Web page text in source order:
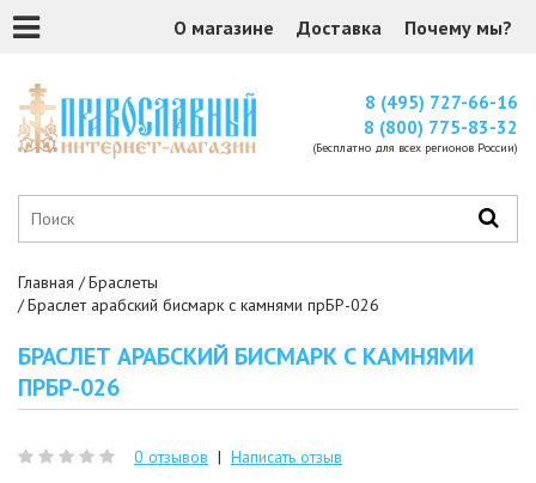
О магазине Доставка Почему мы?
8 (495) 727-66-16
8 (800) 775-83-32
(Бесплатно для всех регионов России)
Главная
Браслеты
Браслет арабский бисмарк с камнями прБР-026
БРАСЛЕТ АРАБСКИЙ БИСМАРК С КАМНЯМИ
ПРБР-026
0 отзывов | Написать отзыв